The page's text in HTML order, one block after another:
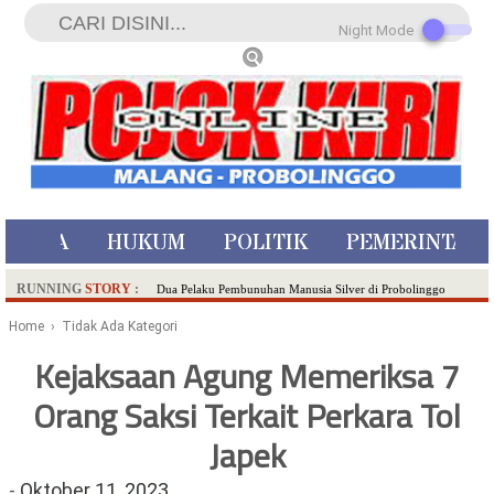
HUKUM POLITIK
RUNNING STORY : Dua Pelaku Pembunuhan Manusia Silver di Probolinggo
Literasi Melalui LASKAR JODA, Usung Filosofi Gelar Sehelai
Tikar
Ambulance Dari Berbagai Daerah Padati Kota Wisata Batu
Hadirkan Tujuh Sapta Pesona Wisata di Amfiteater, Mikutopia
Buka Rekrutmen Karyawan,Berikut Kualifikasinya
Home › Tidak Ada Kategori
Kejaksaan Agung Memeriksa 7
Orang Saksi Terkait Perkara Tol
Japek
Night Mode